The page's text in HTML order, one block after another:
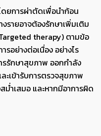
ดยการผ่าตัดเพื่อนำก้อน
งรายอาจต้องรักษาเพิ่มเติม
therapy) ตามข้อ
อย่างต่อเนื่อง อย่างไร
รักษาสุขภาพ ออกกำลัง
ะเข้ารับการตรวจสุขภาพ
ม่ำเสมอ และหากมีอาการผิด